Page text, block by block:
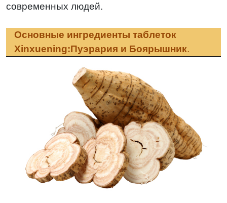
современных людей.
Основные ингредиенты таблеток
Xinxuening:Пуэрария и Боярышник.